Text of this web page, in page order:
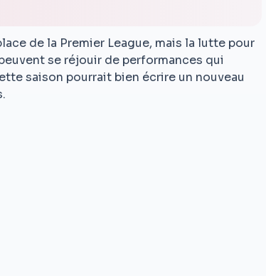
de la Premier League, mais la lutte pour
se réjouir de performances qui
saison pourrait bien écrire un nouveau